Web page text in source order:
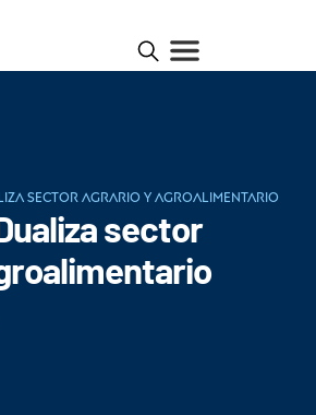
sector agrario y agroalimentario
sector